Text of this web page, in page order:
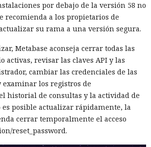
por debajo de la versión 58 no
recomienda a los propietarios de
su rama a una versión segura.
Metabase aconseja cerrar todas las
activas, revisar las claves API y las
cambiar las credenciales de las
examinar los registros de
historial de consultas y la actividad de
es posible actualizar rápidamente, la
cerrar temporalmente el acceso
reset_password.